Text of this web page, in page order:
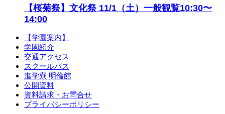
【桜菊祭】文化祭 11/1（土）一般観覧10:30〜
14:00
【学園案内】
学園紹介
交通アクセス
スクールバス
進学寮 明倫館
公開資料
資料請求・お問合せ
プライバシーポリシー